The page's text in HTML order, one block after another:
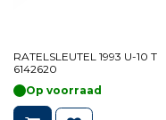
RATELSLEUTEL 1993 U-10 T
6142620
Op voorraad